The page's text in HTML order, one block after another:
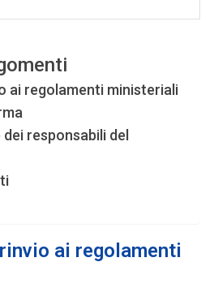
ai regolamenti ministeriali
dei responsabili del
ai regolamenti